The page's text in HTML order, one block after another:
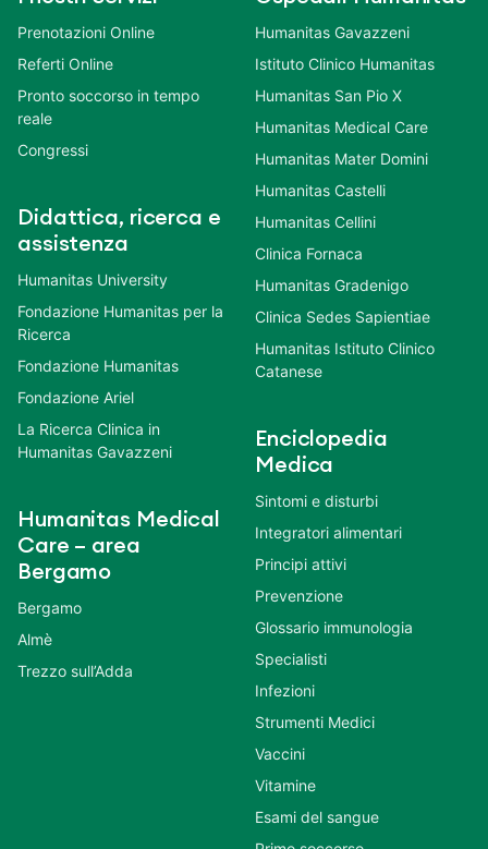
Prenotazioni Online
Referti Online
Pronto soccorso in tempo
reale
Congressi
Didattica, ricerca e
assistenza
Humanitas University
Fondazione Humanitas per la
Ricerca
Fondazione Humanitas
Fondazione Ariel
La Ricerca Clinica in
Humanitas Gavazzeni
Humanitas Medical
Care – area
Bergamo
Bergamo
Almè
Trezzo sull’Adda
Humanitas Gavazzeni
Istituto Clinico Humanitas
Humanitas San Pio X
Humanitas Medical Care
Humanitas Mater Domini
Humanitas Castelli
Humanitas Cellini
Clinica Fornaca
Humanitas Gradenigo
Clinica Sedes Sapientiae
Humanitas Istituto Clinico
Catanese
Enciclopedia
Medica
Sintomi e disturbi
Integratori alimentari
Principi attivi
Prevenzione
Glossario immunologia
Specialisti
Infezioni
Strumenti Medici
Vaccini
Vitamine
Esami del sangue